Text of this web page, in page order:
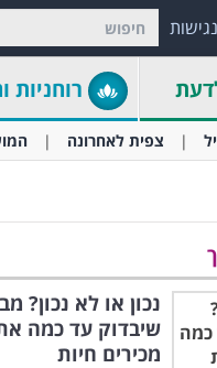
נגישות
רוחניות
צפית לאחרונה
נכון או לא נכון?
שיבדוק עד כמה
מכירים חיות